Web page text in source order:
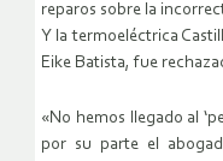
reparos sobre la
Y la termoeléctrica
Eike Batista, fue
«No hemos llegado al
por su parte el